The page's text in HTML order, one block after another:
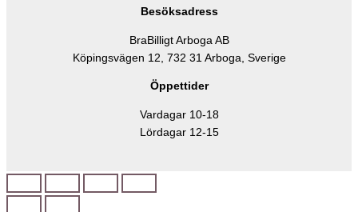
Besöksadress
BraBilligt Arboga AB
Köpingsvägen 12, 732 31 Arboga, Sverige
Öppettider
Vardagar 10-18
Lördagar 12-15